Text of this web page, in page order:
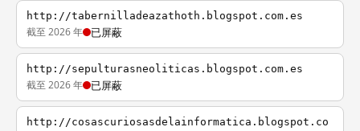
http://tabernilladeazathoth.blogspot.com.es
截至 2026 年 已屏蔽
http://sepulturasneoliticas.blogspot.com.es
截至 2026 年 已屏蔽
http://cosascuriosasdelainformatica.blogspot.co